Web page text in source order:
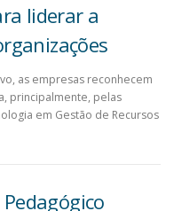
liderar a
as empresas reconhecem
principalmente, pelas
em Gestão de Recursos